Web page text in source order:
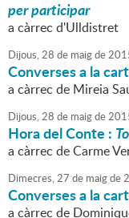
per participar
a càrrec d'Ulldistret
Dijous,28 de maigde
Converses a la
a càrrec de Mireia
Dijous,28 de maigde
Hora del Conte :
a càrrec de Carme
Dimecres,27 de maigde
Converses a la
a càrrec de